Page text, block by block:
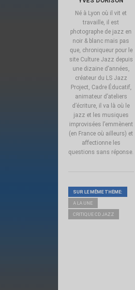
Né à Lyon où il vit et
travaille, il est
photographe de jazz en
noir & blanc mais pas
que, chroniqueur pour le
site Culture Jazz depuis
une dizaine d’années,
créateur du LS Jazz
Project, Cadre Éducatif,
animateur d’ateliers
d’écriture, il va là où le
jazz et les musiques
improvisées l’emmènent
(en France où ailleurs) et
affectionne les
questions sans réponse.
SUR LE MÊME THÈME:
A LA UNE
CRITIQUE CD JAZZ